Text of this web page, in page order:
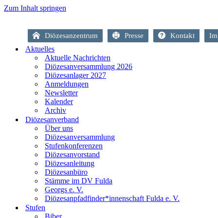
Zum Inhalt springen
Diözesanzentrum Presse Kontakt
Aktuelles
Aktuelle Nachrichten
Diözesanversammlung 2026
Diözesanlager 2027
Anmeldungen
Newsletter
Kalender
Archiv
Diözesanverband
Über uns
Diözesanversammlung
Stufenkonferenzen
Diözesanvorstand
Diözesanleitung
Diözesanbüro
Stämme im DV Fulda
Georgs e. V.
Diözesanpfadfinder*innenschaft Fulda e. V.
Stufen
Biber